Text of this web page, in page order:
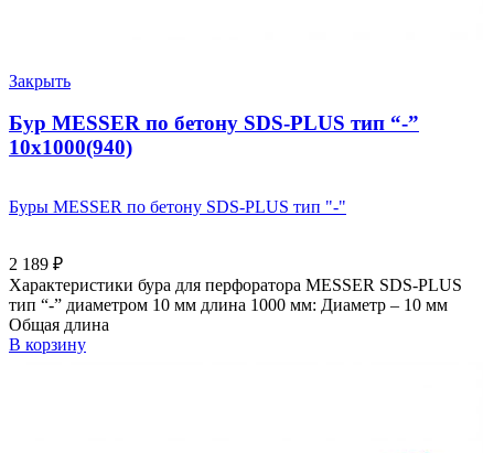
Закрыть
Бур MESSER по бетону SDS-PLUS тип “-”
10х1000(940)
Буры MESSER по бетону SDS-PLUS тип "-"
2 189 ₽
Характеристики бура для перфоратора MESSER SDS-PLUS
тип “-” диаметром 10 мм длина 1000 мм: Диаметр – 10 мм
Общая длина
В корзину